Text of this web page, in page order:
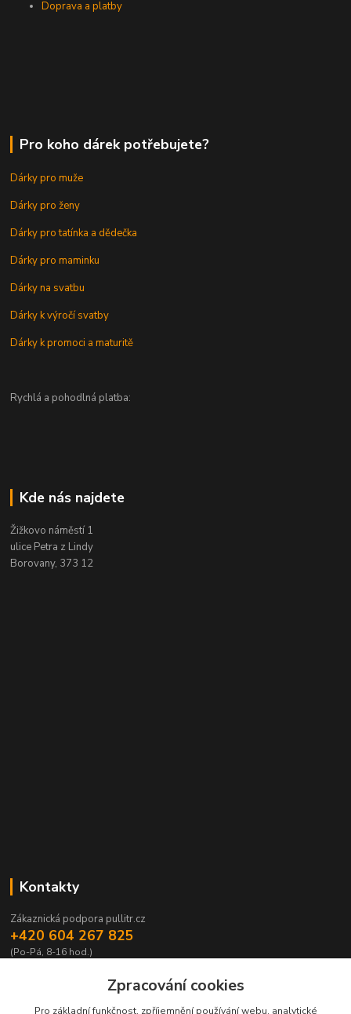
Doprava a platby
Pro koho dárek potřebujete?
Dárky pro muže
Dárky pro ženy
Dárky pro tatínka a dědečka
Dárky pro maminku
Dárky na svatbu
Dárky k výročí svatby
Dárky k promoci a maturitě
Rychlá a pohodlná platba:
Kde nás najdete
Žižkovo náměstí 1
ulice Petra z Lindy
Borovany, 373 12
Kontakty
Zákaznická podpora pullitr.cz
+420 604 267 825
(Po-Pá, 8-16 hod.)
Zpracování cookies
Pro základní funkčnost, zpříjemnění používání webu, analytické